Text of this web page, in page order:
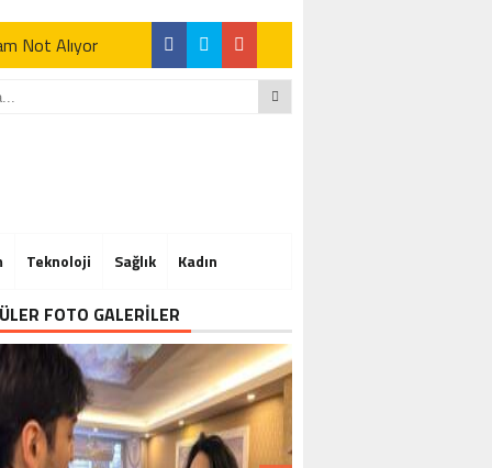
Not Alıyor
Not Alıyor
Teknoloji Sağlık Kadın
FOTO GALERİLER